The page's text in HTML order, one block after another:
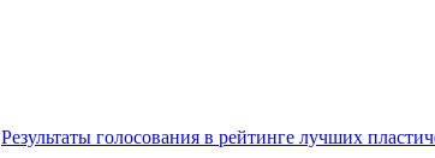
Результаты голосования в рейтинге лучших